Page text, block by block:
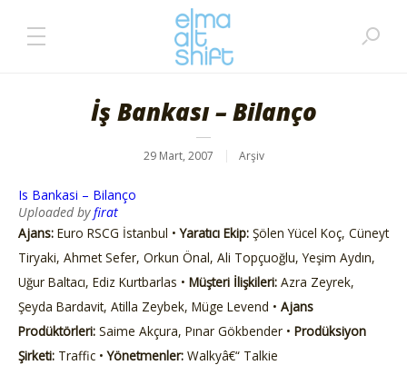
İş Bankası – Bilanço
29 Mart, 2007 Arşiv
Is Bankasi – Bilanço
Uploaded byfirat
Ajans: Euro RSCG İstanbul •Yaratıcı Ekip: Şölen Yücel Koç, Cüneyt
Tiryaki, Ahmet Sefer, Orkun Önal, Ali Topçuoğlu, Yeşim Aydın,
Uğur Baltacı, Ediz Kurtbarlas • Müşteri İlişkileri: Azra Zeyrek,
Şeyda Bardavit, Atilla Zeybek, Müge Levend • Ajans
Prodüktörleri: Saime Akçura, Pınar Gökbender • Prodüksiyon
Şirketi: Traffic •Yönetmenler: Walkyâ€“ Talkie